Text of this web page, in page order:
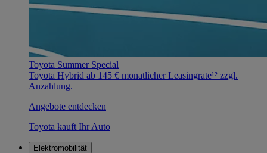
Toyota Summer Special
Toyota Hybrid ab 145 € monatlicher Leasingrate¹² zzgl.
Anzahlung.
Angebote entdecken
Toyota kauft Ihr Auto
Elektromobilität